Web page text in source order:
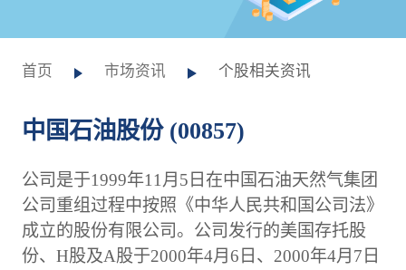
首页 市场资讯 个股相关资讯
中国石油股份 (00857)
公司是于1999年11月5日在中国石油天然气集团
公司重组过程中按照《中华人民共和国公司法》
成立的股份有限公司。公司发行的美国存托股
份、H股及A股于2000年4月6日、2000年4月7日